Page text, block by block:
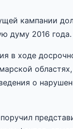
кампании
думу 2016 года.
в ходе
о